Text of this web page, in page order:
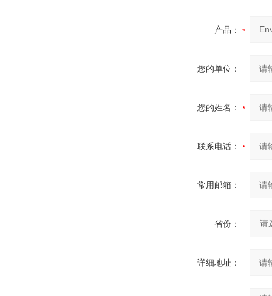
产品：
您的单位：
您的姓名：
联系电话：
常用邮箱：
省份：
详细地址：